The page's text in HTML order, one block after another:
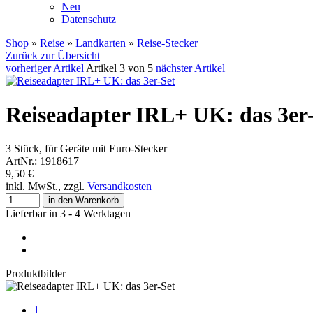
Neu
Datenschutz
Shop » Reise » Landkarten » Reise-Stecker
Zurück zur Übersicht
vorheriger Artikel Artikel 3 von 5 nächster Artikel
Reiseadapter IRL+ UK: das
3 Stück, für Geräte mit Euro-Stecker
ArtNr.: 1918617
9,50 €
inkl. MwSt., zzgl. Versandkosten
in den Warenkorb
Lieferbar in 3 - 4 Werktagen
Produktbilder
1